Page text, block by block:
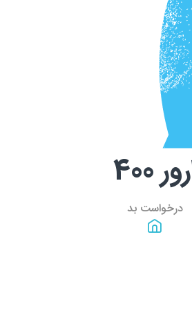
400
درخواست بد